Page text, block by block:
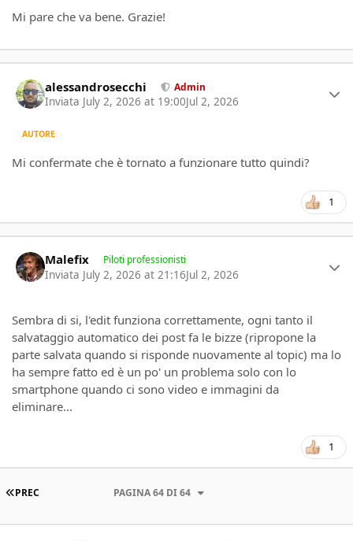
Mi pare che va bene. Grazie!
alessandrosecchi Admin
Inviata July 2, 2026 at 19:00Jul 2, 2026
AUTORE
Mi confermate che è tornato a funzionare tutto quindi?
1
Malefix Piloti professionisti
Inviata July 2, 2026 at 21:16Jul 2, 2026
Sembra di si, l'edit funziona correttamente, ogni tanto il
salvataggio automatico dei post fa le bizze (ripropone la
parte salvata quando si risponde nuovamente al topic) ma lo
ha sempre fatto ed è un po' un problema solo con lo
smartphone quando ci sono video e immagini da
eliminare...
1
PRIMA PAGINA
PREC PAGINA 64 DI 64